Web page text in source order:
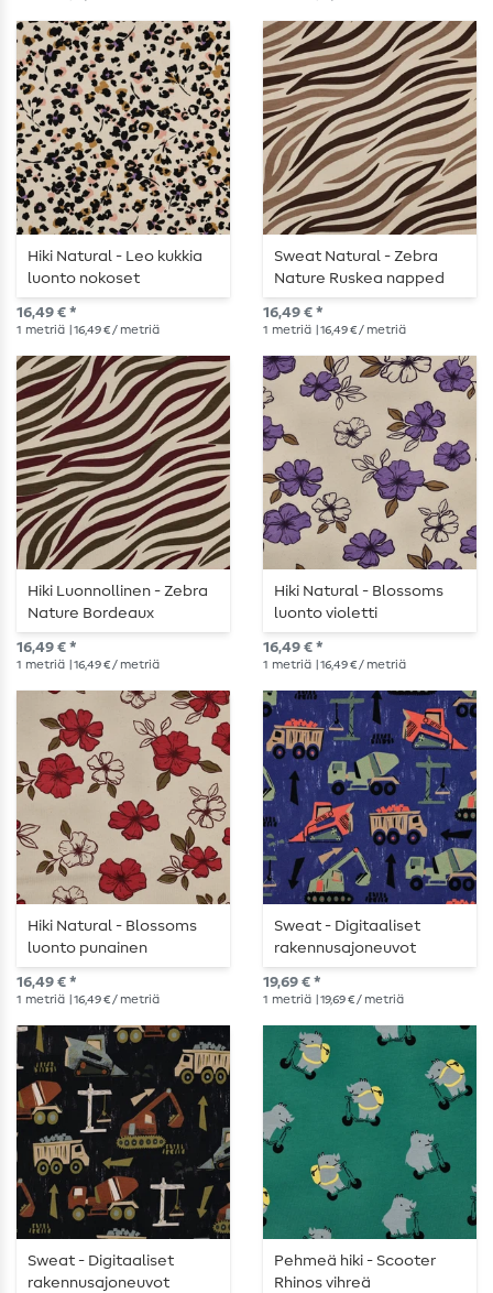
Hiki Natural - Leo kukkia
luonto nokoset
16,49 € *
1 metriä | 16,49 € / metriä
Sweat Natural - Zebra
Nature Ruskea napped
16,49 € *
1 metriä | 16,49 € / metriä
Hiki Luonnollinen - Zebra
Nature Bordeaux
Angeraut
16,49 € *
1 metriä | 16,49 € / metriä
Hiki Natural - Blossoms
luonto violetti
karhennettu
16,49 € *
1 metriä | 16,49 € / metriä
Hiki Natural - Blossoms
luonto punainen
karhennettu
16,49 € *
1 metriä | 16,49 € / metriä
Sweat - Digitaaliset
rakennusajoneuvot
koboltin sininen
19,69 € *
1 metriä | 19,69 € / metriä
Sweat - Digitaaliset
rakennusajoneuvot
Pehmeä hiki - Scooter
Rhinos vihreä